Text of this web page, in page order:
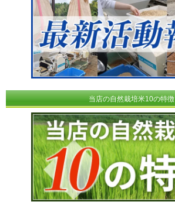
当店の自然栽培米10の特徴